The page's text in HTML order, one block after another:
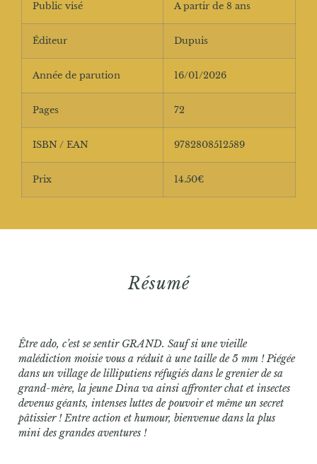
Public visé A partir de 8 ans
Éditeur Dupuis
Année de parution 16/01/2026
Pages 72
ISBN / EAN 9782808512589
Prix 14.50€
Résumé
Être ado, c’est se sentir GRAND. Sauf si une vieille
malédiction moisie vous a réduit à une taille de 5 mm ! Piégée
dans un village de lilliputiens réfugiés dans le grenier de sa
grand-mère, la jeune Dina va ainsi affronter chat et insectes
devenus géants, intenses luttes de pouvoir et même un secret
pâtissier ! Entre action et humour, bienvenue dans la plus
mini des grandes aventures !